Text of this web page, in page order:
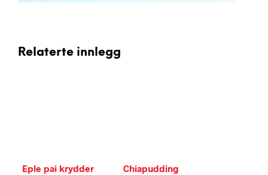
Relaterte innlegg
Eple pai krydder Chiapudding